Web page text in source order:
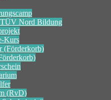
TÜV Nord Bildung
Kurs
(Förderkorb)
(RvD)